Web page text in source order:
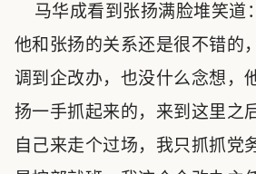
马华成看到张扬满脸堆笑道
他和张扬的关系还是很不错的
调到企改办，也没什么念想，
扬一手抓起来的，来到这里之
自己来走个过场，我只抓抓党